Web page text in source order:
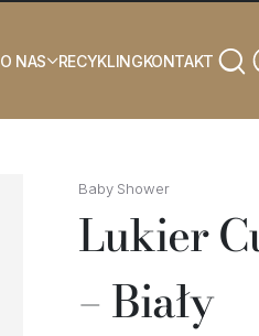
O NAS RECYKLINGKONTAKT
Baby Shower
Lukier
– Biały